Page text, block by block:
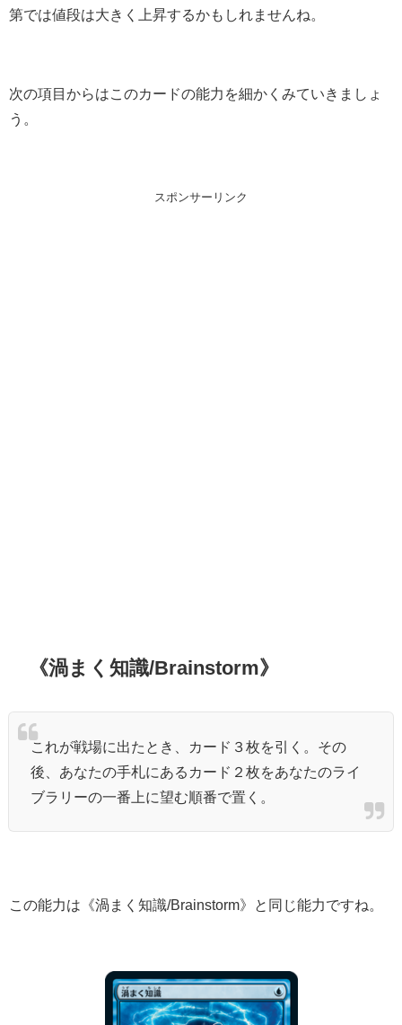
第では値段は大きく上昇するかもしれませんね。
次の項目からはこのカードの能力を細かくみていきましょ
う。
スポンサーリンク
《渦まく知識/Brainstorm》
これが戦場に出たとき、カード３枚を引く。その
後、あなたの手札にあるカード２枚をあなたのライ
ブラリーの一番上に望む順番で置く。
この能力は《渦まく知識/Brainstorm》と同じ能力ですね。